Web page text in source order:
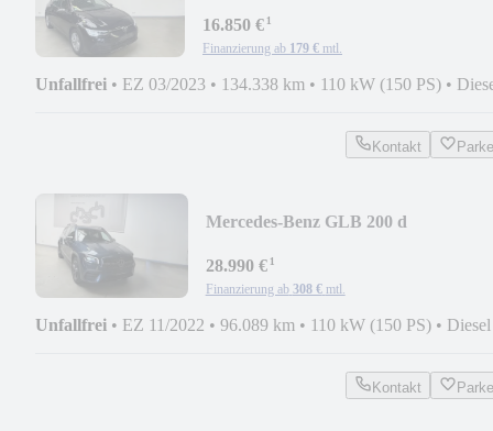
16.850 €¹
Finanzierung ab 179 € mtl.
Unfallfrei • EZ 03/2023 • 134.338 km • 110 kW (150 PS) •
Kontakt
Mercedes-Benz GLB 200 d
28.990 €¹
Finanzierung ab 308 € mtl.
Unfallfrei • EZ 11/2022 • 96.089 km • 110 kW (150 PS) • Diesel
Kontakt